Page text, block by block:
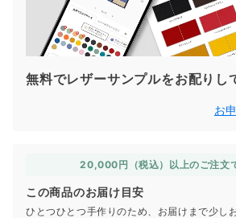
無料でレザーサンプルをお配りし
お
20,000円（税込）以上のご注文
この商品のお届け目安
ひとつひとつ手作りのため、お届けまで少し